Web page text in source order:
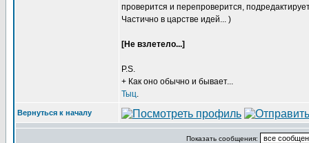
проверится и перепроверится,
Частично в царстве идей... )
[Не взлетело...]
P.S.
+ Как оно обычно и бывает...
Тыц.
Вернуться к началу
Показать сообщения: